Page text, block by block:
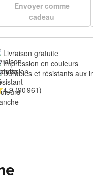
Envoyer comme
cadeau
Livraison gratuite
Impression en couleurs
Durables et résistants aux
4.9 (90 961)